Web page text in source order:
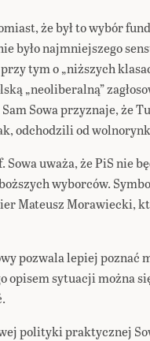
że był to wybór
było najmniejszego
tym o „niższych
„neoliberalną”
Sowa przyznaje, że
odchodzili od
Sowa uważa, że PiS nie
wyborców.
Mateusz Morawiecki,
pozwala lepiej poznać
opisem sytuacji można
polityki praktycznej